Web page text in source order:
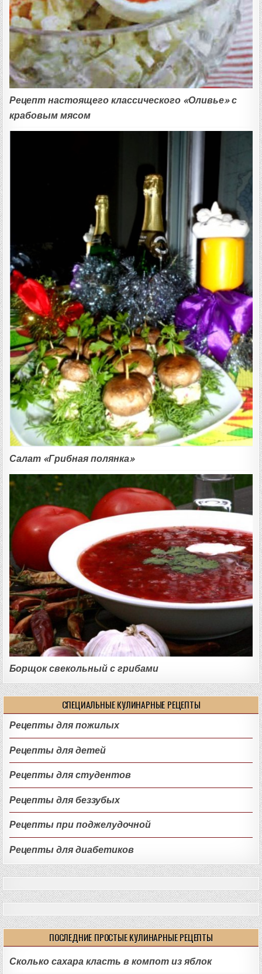
Рецепт настоящего классического «Оливье» с
крабовым мясом
Салат «Грибная полянка»
Борщок свекольный с грибами
СПЕЦИАЛЬНЫЕ КУЛИНАРНЫЕ РЕЦЕПТЫ
Рецепты для пожилых
Рецепты для детей
Рецепты для студентов
Рецепты для беззубых
Рецепты при поджелудочной
Рецепты для диабетиков
ПОСЛЕДНИЕ ПРОСТЫЕ КУЛИНАРНЫЕ РЕЦЕПТЫ
Сколько сахара класть в компот из яблок